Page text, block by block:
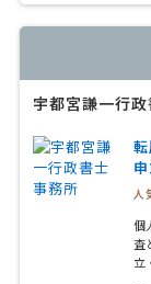
宇都宮謙一行
人
個
査
立